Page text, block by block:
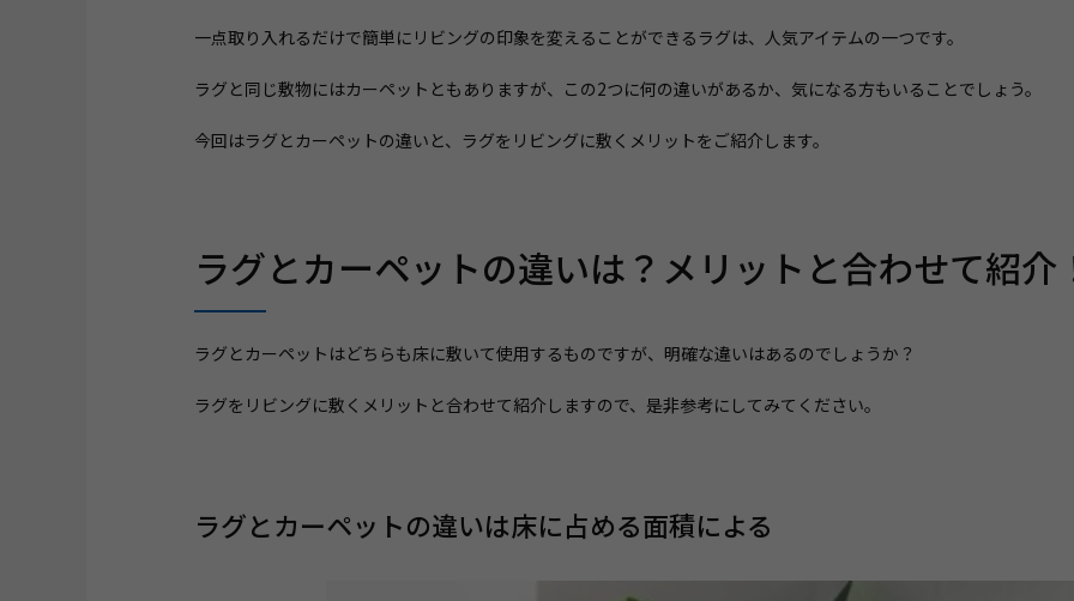
一点取り入れるだけで簡単にリビングの印象を変えることができるラグは、人気アイテムの一つです。
ラグと同じ敷物にはカーペットともありますが、この2つに何の違いがあるか、気になる方もいることでしょう。
今回はラグとカーペットの違いと、ラグをリビングに敷くメリットをご紹介します。
ラグとカーペットの違いは？メリットと合わせて紹介
ラグとカーペットはどちらも床に敷いて使用するものですが、明確な違いはあるのでしょうか？
ラグをリビングに敷くメリットと合わせて紹介しますので、是非参考にしてみてください。
ラグとカーペットの違いは床に占める面積による